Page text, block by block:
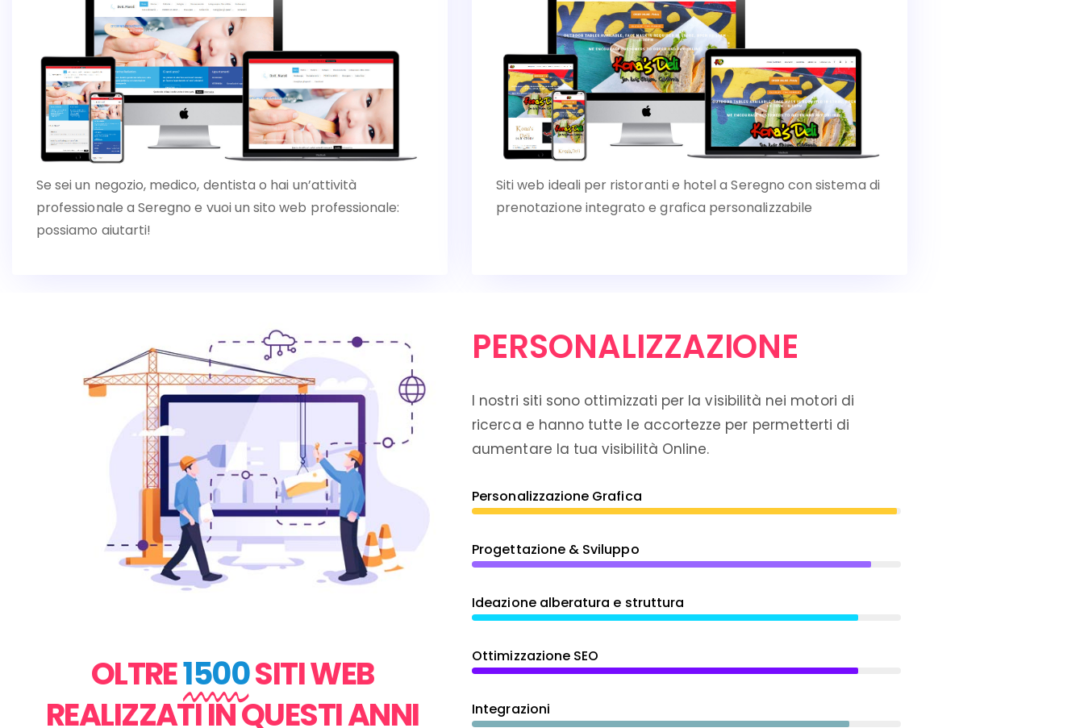
Se sei un negozio, medico, dentista o hai un’attività
professionale a Seregno e vuoi un sito web professionale:
possiamo aiutarti!
Siti web ideali per ristoranti e hotel a Seregno con sistema di
prenotazione integrato e grafica personalizzabile
OLTRE1500SITI WEB
REALIZZATI IN QUESTI ANNI
PERSONALIZZAZIONE
I nostri siti sono ottimizzati per la visibilità nei motori di
ricerca e hanno tutte le accortezze per permetterti di
aumentare la tua visibilità Online.
Personalizzazione Grafica
Progettazione & Sviluppo
Ideazione alberatura e struttura
Ottimizzazione SEO
Integrazioni